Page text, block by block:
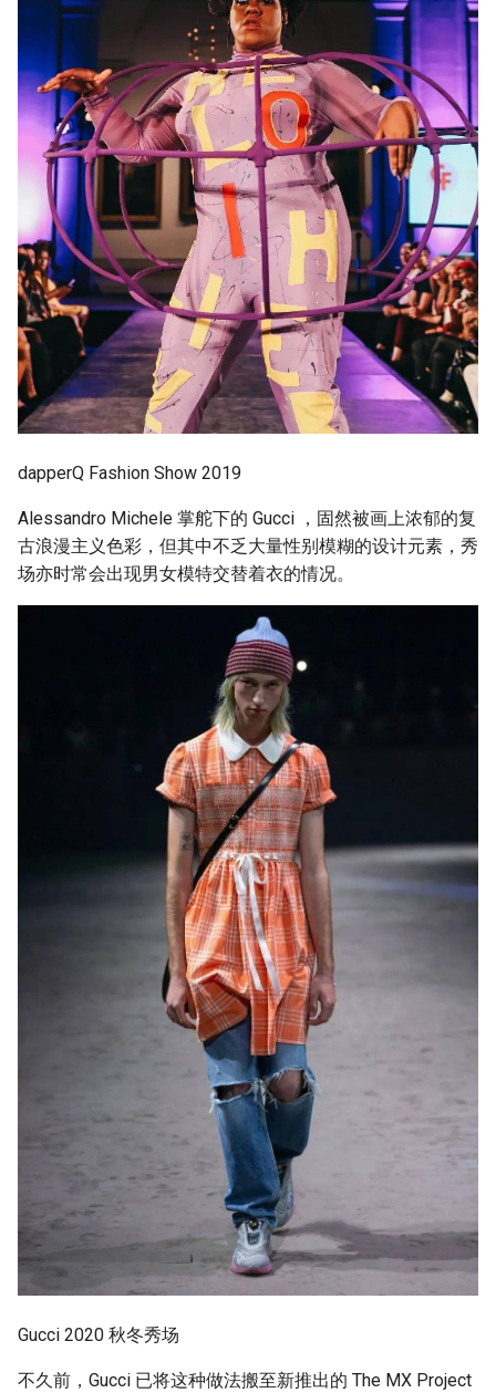
dapperQ Fashion Show 2019
Alessandro Michele 掌舵下的 Gucci ，固然被画上浓郁的复
古浪漫主义色彩，但其中不乏大量性别模糊的设计元素，秀
场亦时常会出现男女模特交替着衣的情况。
Gucci 2020 秋冬秀场
不久前，Gucci 已将这种做法搬至新推出的 The MX Project